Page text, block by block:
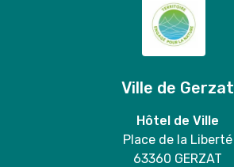
Ville de Gerzat
Hôtel de Ville
Place de la Liberté
63360 GERZAT